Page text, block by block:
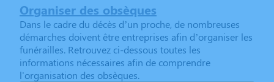
Organiser des obsèques
Dans le cadre du décès d’un proche, de nombreuses
démarches doivent être entreprises afin d’organiser les
funérailles. Retrouvez ci-dessous toutes les
informations nécessaires afin de comprendre
l'organisation des obsèques.